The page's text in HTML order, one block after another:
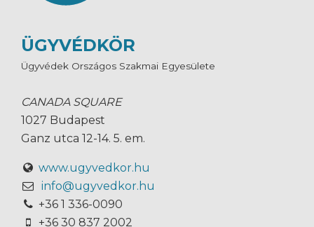
ÜGYVÉDKÖR
Ügyvédek Országos Szakmai Egyesülete
CANADA SQUARE
1027 Budapest
Ganz utca 12-14. 5. em.
www.ugyvedkor.hu
info@ugyvedkor.hu
+36 1 336-0090
+36 30 837 2002